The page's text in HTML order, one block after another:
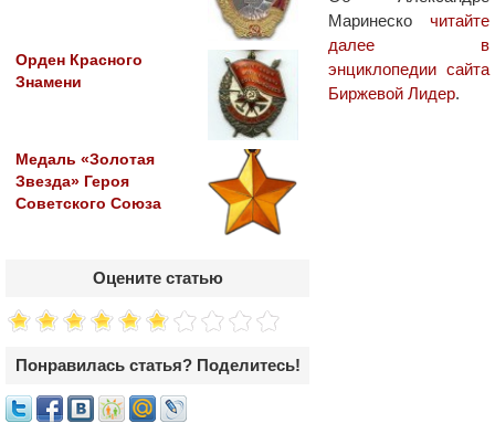
Орден Красного
Знамени
Медаль «Золотая
Звезда» Героя
Советского Союза
Оцените статью
Понравилась статья? Поделитесь!
Маринеско читайте
далее в
энциклопедии сайта
Биржевой Лидер.